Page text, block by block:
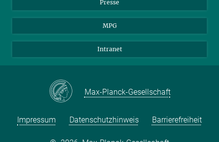
Presse
MPG
Intranet
Max-Planck-Gesellschaft
Impressum Datenschutzhinweis Barrierefreiheit